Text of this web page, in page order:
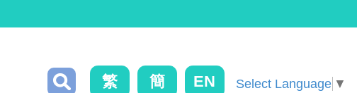
繁 簡 EN Select Language ▼